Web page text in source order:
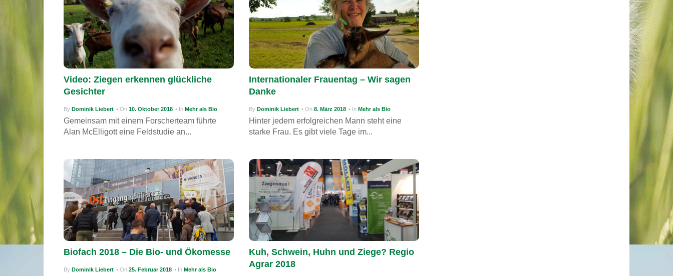
Video: Ziegen erkennen glückliche
Gesichter
By Dominik Liebert • On 10. Oktober 2018 • In Mehr als Bio
Gemeinsam mit einem Forscherteam führte
Alan McElligott eine Feldstudie an...
Internationaler Frauentag – Wir sagen
Danke
By Dominik Liebert • On 8. März 2018 • In Mehr als Bio
Hinter jedem erfolgreichen Mann steht eine
starke Frau. Es gibt viele Tage im...
Biofach 2018 – Die Bio- und Ökomesse
By Dominik Liebert • On 25. Februar 2018 • In Mehr als Bio
Kuh, Schwein, Huhn und Ziege? Regio
Agrar 2018